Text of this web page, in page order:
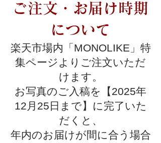
ご注文・お届け時期
について
楽天市場内「MONOLIKE」特
集ページよりご注文いただ
けます。
お写真のご入稿を【2025年
12月25日まで】に完了いた
だくと、
年内のお届けが間に合う場合